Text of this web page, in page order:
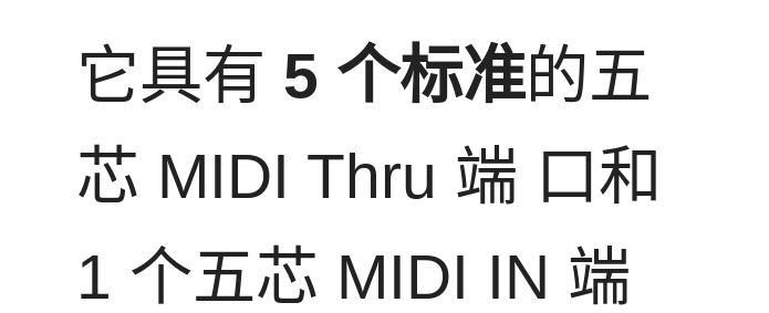
它具有 5 个标准的五
芯 MIDI Thru 端 口和
1 个五芯 MIDI IN 端